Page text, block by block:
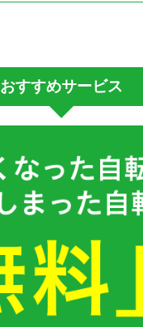
おすすめサービス